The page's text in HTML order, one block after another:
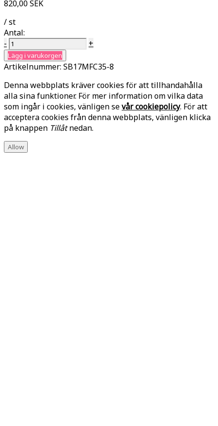
820,00 SEK
/ st
Antal:
-
+
Lägg i varukorgen
Artikelnummer: SB17MFC35-8
Denna webbplats kräver cookies för att tillhandahålla
alla sina funktioner. För mer information om vilka data
som ingår i cookies, vänligen sevår cookiepolicy. För att
acceptera cookies från denna webbplats, vänligen klicka
på knappen Tillåtnedan.
Allow